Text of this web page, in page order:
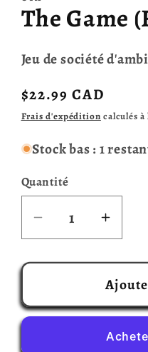
modale
The Game
Jeu de société
Prix
habituel
$22.99 CAD
Frais d'expédition calculés
Stock bas : 1
Quantité
Réduire
la
quantité
The
Game
(Français)
la
de
The